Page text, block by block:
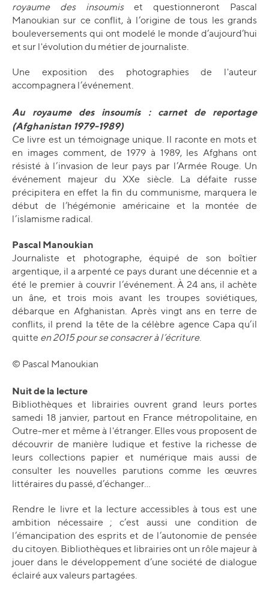
royaume des insoumiset questionneront Pascal
Manoukian sur ce conflit, à l’origine de tous les grands
bouleversements qui ont modelé le monde d’aujourd’hui
et sur l'évolution du métier de journaliste.
Une exposition des photographies de l'auteur
accompagnera l’événement.
Au royaume des insoumis : carnet de reportage
(Afghanistan 1979-1989)
Ce livre est un témoignage unique. Il raconte en mots et
en images comment, de 1979 à 1989, les Afghans ont
résisté à l’invasion de leur pays par l’Armée Rouge. Un
événement majeur du XXe siècle. La défaite russe
précipitera en effet la fin du communisme, marquera le
début de l’hégémonie américaine et la montée de
l’islamisme radical.
Pascal Manoukian
Journaliste et photographe, équipé de son boîtier
argentique, il a arpenté ce pays durant une décennie et a
été le premier à couvrir l’événement. À 24 ans, il achète
un âne, et trois mois avant les troupes soviétiques,
débarque en Afghanistan. Après vingt ans en terre de
conflits, il prend la tête de la célèbre agence Capa qu’il
quitte en 2015 pour se consacrer à l’écriture.
© Pascal Manoukian
Nuit de la lecture
Bibliothèques et librairies ouvrent grand leurs portes
samedi 18 janvier, partout en France métropolitaine, en
Outre-mer et même à l'étranger. Elles vous proposent de
découvrir de manière ludique et festive la richesse de
leurs collections papier et numérique mais aussi de
consulter les nouvelles parutions comme les œuvres
littéraires du passé, d’échanger...
Rendre le livre et la lecture accessibles à tous est une
ambition nécessaire ; c’est aussi une condition de
l’émancipation des esprits et de l’autonomie de pensée
du citoyen. Bibliothèques et librairies ont un rôle majeur à
jouer dans le développement d’une société de dialogue
éclairé aux valeurs partagées.